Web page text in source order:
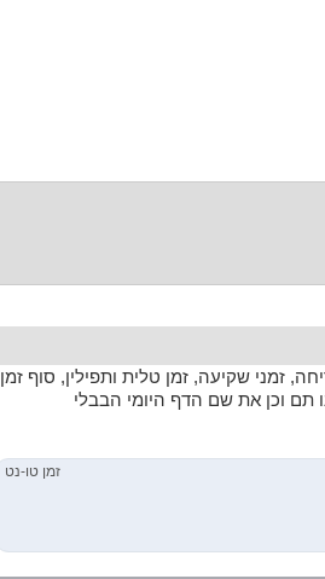
זמני שקיעה, זמן טלית ותפילין, סוף זמן
תם וכן את שם הדף היומי הבבלי